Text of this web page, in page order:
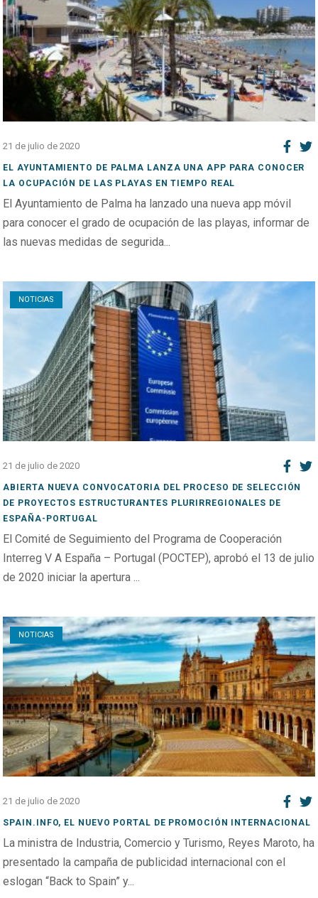
21 de julio de 2020
EL AYUNTAMIENTO DE PALMA LANZA UNA APP PARA CONOCER
LA OCUPACIÓN DE LAS PLAYAS EN TIEMPO REAL
El Ayuntamiento de Palma ha lanzado una nueva app móvil
para conocer el grado de ocupación de las playas, informar de
las nuevas medidas de segurida...
NOTICIAS
Open post
21 de julio de 2020
ABIERTA NUEVA CONVOCATORIA DEL PROCESO DE SELECCIÓN
DE PROYECTOS ESTRUCTURANTES PLURIRREGIONALES DE
ESPAÑA-PORTUGAL
El Comité de Seguimiento del Programa de Cooperación
Interreg V A España – Portugal (POCTEP), aprobó el 13 de julio
de 2020 iniciar la apertura ...
NOTICIAS
Open post
21 de julio de 2020
SPAIN.INFO, EL NUEVO PORTAL DE PROMOCIÓN INTERNACIONAL
La ministra de Industria, Comercio y Turismo, Reyes Maroto, ha
presentado la campaña de publicidad internacional con el
eslogan “Back to Spain” y...